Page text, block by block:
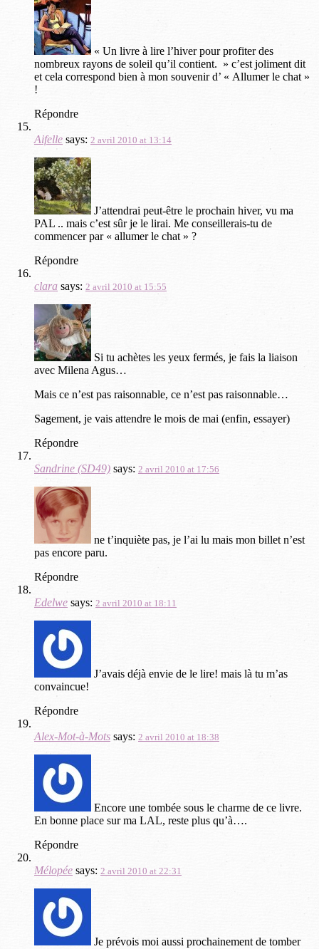
« Un livre à lire l’hiver pour profiter des
nombreux rayons de soleil qu’il contient. » c’est joliment dit
et cela correspond bien à mon souvenir d’ « Allumer le chat »
!
Répondre
Aifelle says: 2 avril 2010 at 13:14
J’attendrai peut-être le prochain hiver, vu ma
PAL .. mais c’est sûr je le lirai. Me conseillerais-tu de
commencer par « allumer le chat » ?
Répondre
clara says: 2 avril 2010 at 15:55
Si tu achètes les yeux fermés, je fais la liaison
avec Milena Agus…
Mais ce n’est pas raisonnable, ce n’est pas raisonnable…
Sagement, je vais attendre le mois de mai (enfin, essayer)
Répondre
Sandrine (SD49) says: 2 avril 2010 at 17:56
ne t’inquiète pas, je l’ai lu mais mon billet n’est
pas encore paru.
Répondre
Edelwe says: 2 avril 2010 at 18:11
J’avais déjà envie de le lire! mais là tu m’as
convaincue!
Répondre
Alex-Mot-à-Mots says: 2 avril 2010 at 18:38
Encore une tombée sous le charme de ce livre.
En bonne place sur ma LAL, reste plus qu’à….
Répondre
Mélopée says: 2 avril 2010 at 22:31
Je prévois moi aussi prochainement de tomber